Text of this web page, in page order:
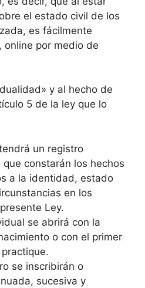
el estado civil de los
es fácilmente
online por medio de
y al hecho de
5 de la ley que lo
un registro
constarán los hechos
a la identidad, estado
en los
Ley.
se abrirá con la
o con el primer
se inscribirán o
sucesiva y